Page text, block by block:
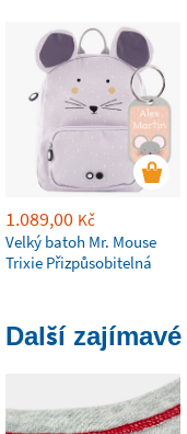
1.089,00 Kč
Velký batoh Mr. Mouse
Trixie Přizpůsobitelná
Další